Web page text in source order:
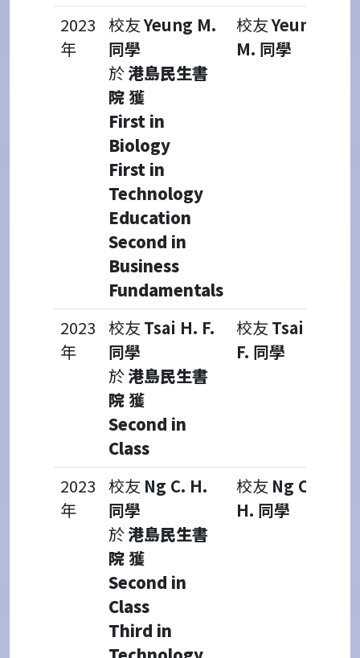
2023
年
校友Yeung M.
同學
於港島民生書
院 獲
First in
Biology
First in
Technology
Education
Second in
Business
Fundamentals
校友Yeung
M. 同學
2023
年
校友 Tsai H. F.
同學
於港島民生書
院 獲
Second in
Class
校友 Tsai H.
F. 同學
2023
年
校友 Ng C. H.
同學
於港島民生書
院 獲
Second in
Class
Third in
校友 Ng C.
H. 同學